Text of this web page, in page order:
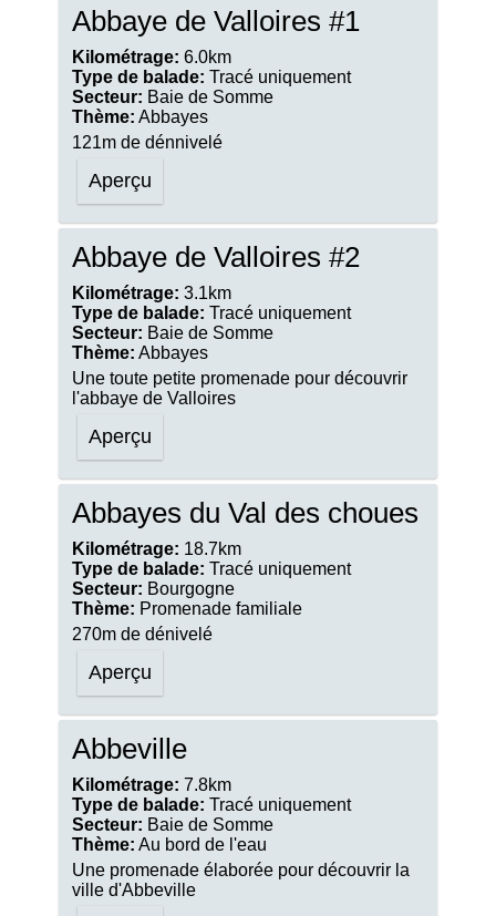
Abbaye de Valloires #1
Kilométrage: 6.0km
Type de balade: Tracé uniquement
Secteur: Baie de Somme
Thème: Abbayes
121m de dénnivelé
Aperçu
Abbaye de Valloires #2
Kilométrage: 3.1km
Type de balade: Tracé uniquement
Secteur: Baie de Somme
Thème: Abbayes
Une toute petite promenade pour découvrir
l'abbaye de Valloires
Aperçu
Abbayes du Val des choues
Kilométrage: 18.7km
Type de balade: Tracé uniquement
Secteur: Bourgogne
Thème: Promenade familiale
270m de dénivelé
Aperçu
Abbeville
Kilométrage: 7.8km
Type de balade: Tracé uniquement
Secteur: Baie de Somme
Thème: Au bord de l'eau
Une promenade élaborée pour découvrir la
ville d'Abbeville